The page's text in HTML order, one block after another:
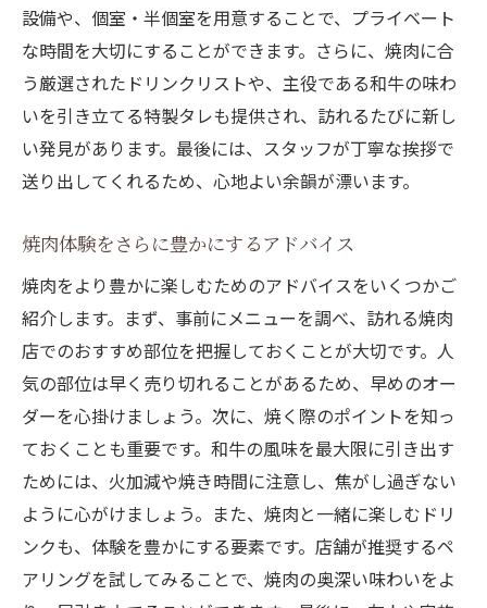
設備や、個室・半個室を用意することで、プライベート
な時間を大切にすることができます。さらに、焼肉に合
う厳選されたドリンクリストや、主役である和牛の味わ
いを引き立てる特製タレも提供され、訪れるたびに新し
い発見があります。最後には、スタッフが丁寧な挨拶で
送り出してくれるため、心地よい余韻が漂います。
焼肉体験をさらに豊かにするアドバイス
焼肉をより豊かに楽しむためのアドバイスをいくつかご
紹介します。まず、事前にメニューを調べ、訪れる焼肉
店でのおすすめ部位を把握しておくことが大切です。人
気の部位は早く売り切れることがあるため、早めのオー
ダーを心掛けましょう。次に、焼く際のポイントを知っ
ておくことも重要です。和牛の風味を最大限に引き出す
ためには、火加減や焼き時間に注意し、焦がし過ぎない
ように心がけましょう。また、焼肉と一緒に楽しむドリ
ンクも、体験を豊かにする要素です。店舗が推奨するペ
アリングを試してみることで、焼肉の奥深い味わいをよ